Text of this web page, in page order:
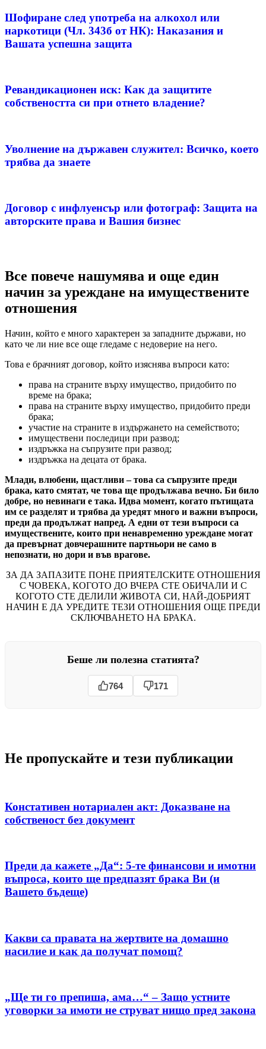
Шофиране след употреба на алкохол или
наркотици (Чл. 343б от НК): Наказания и
Вашата успешна защита
Ревандикационен иск: Как да защитите
собствеността си при отнето владение?
Уволнение на държавен служител: Всичко, което
трябва да знаете
Договор с инфлуенсър или фотограф: Защита на
авторските права и Вашия бизнес
Все повече нашумява и още един
начин за уреждане на имуществените
отношения
Начин, който е много характерен за западните държави, но
като че ли ние все още гледаме с недоверие на него.
Това е брачният договор, който изяснява въпроси като:
права на страните върху имущество, придобито по
време на брака;
права на страните върху имущество, придобито преди
брака;
участие на страните в издържането на семейството;
имуществени последици при развод;
издръжка на съпрузите при развод;
издръжка на децата от брака.
Млади, влюбени, щастливи – това са съпрузите преди
брака, като смятат, че това ще продължава вечно. Би било
добре, но невинаги е така. Идва момент, когато пътищата
им се разделят и трябва да уредят много и важни въпроси,
преди да продължат напред. А едни от тези въпроси са
имуществените, които при ненавременно уреждане могат
да превърнат довчерашните партньори не само в
непознати, но дори и във врагове.
ЗА ДА ЗАПАЗИТЕ ПОНЕ ПРИЯТЕЛСКИТЕ ОТНОШЕНИЯ
С ЧОВЕКА, КОГОТО ДО ВЧЕРА СТЕ ОБИЧАЛИ И С
КОГОТО СТЕ ДЕЛИЛИ ЖИВОТА СИ, НАЙ-ДОБРИЯТ
НАЧИН Е ДА УРЕДИТЕ ТЕЗИ ОТНОШЕНИЯ ОЩЕ ПРЕДИ
СКЛЮЧВАНЕТО НА БРАКА.
Беше ли полезна статията?
764 171
Не пропускайте и тези публикации
Констативен нотариален акт: Доказване на
собственост без документ
Преди да кажете „Да“: 5-те финансови и имотни
въпроса, които ще предпазят брака Ви (и
Вашето бъдеще)
Какви са правата на жертвите на домашно
насилие и как да получат помощ?
„Ще ти го препиша, ама…“ – Защо устните
уговорки за имоти не струват нищо пред закона